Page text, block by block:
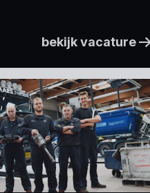
bekijk vacature